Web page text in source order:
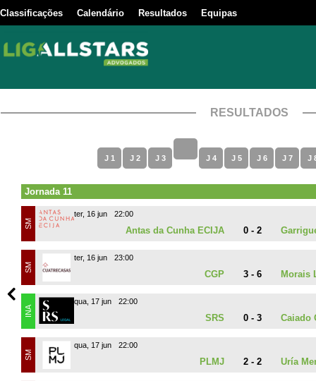
Classificações Calendário Resultados Equipas
RESULTADOS
J 1 J 2 J 3 J 4 J 5 J 6 J 7 J
Jornada 11
SM
ter, 16 jun 22:00
Antas da Cunha ECIJA 0 - 2
SM
ter, 16 jun 23:00
CGP 3 - 6 Morais
INA
qua, 17 jun 22:00
SRS 0 - 3 Caiado
SM
qua, 17 jun 22:00
PLMJ 2 - 2 Uría